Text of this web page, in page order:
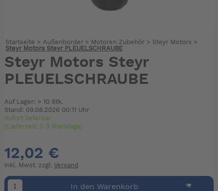
Startseite > Außenborder> Motoren Zubehör> Steyr Motors >
Steyr Motors Steyr PLEUELSCHRAUBE
Steyr Motors Steyr
PLEUELSCHRAUBE
Auf Lager: > 10 Stk.
Stand: 09.08.2026 00:11 Uhr
Sofort lieferbar
(Lieferzeit: 1-3 Werktage)
12,02 €
inkl. Mwst. zzgl. Versand
In den Warenkorb